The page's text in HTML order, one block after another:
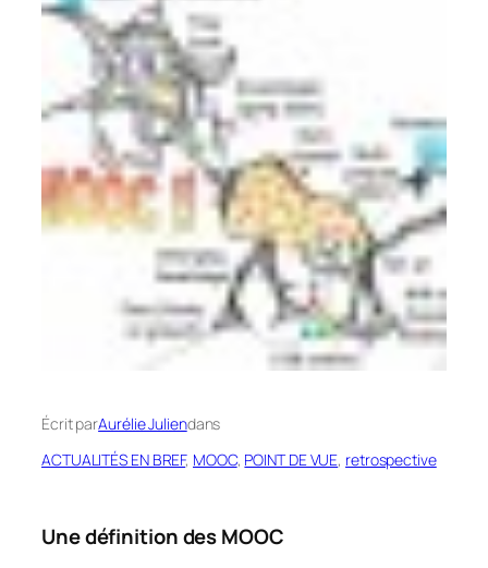
Écrit parAurélie Juliendans
ACTUALITÉS EN BREF, MOOC, POINT DE VUE, retrospective
Une définition des MOOC